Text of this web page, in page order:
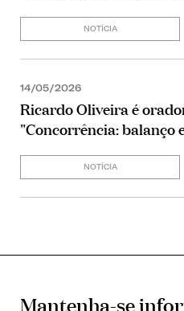
NOTÍCIA
14/05/2026
Ricardo Oliveira é
"Concorrência: balanço
NOTÍCIA
Mantenha-se